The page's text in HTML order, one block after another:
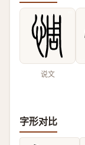
说文
字形对比